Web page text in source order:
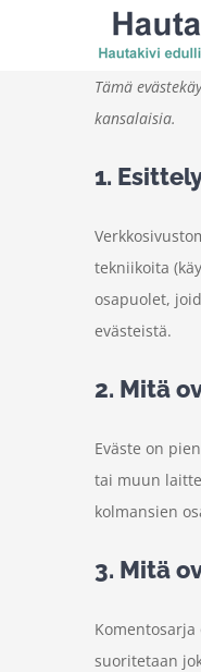
Tämä
kansalaisia.
1.
tekniikoita
osapuolet,
evästeistä.
2. Mitä
Eväste on
tai muun
kolmansien
3. Mitä
suoritetaan